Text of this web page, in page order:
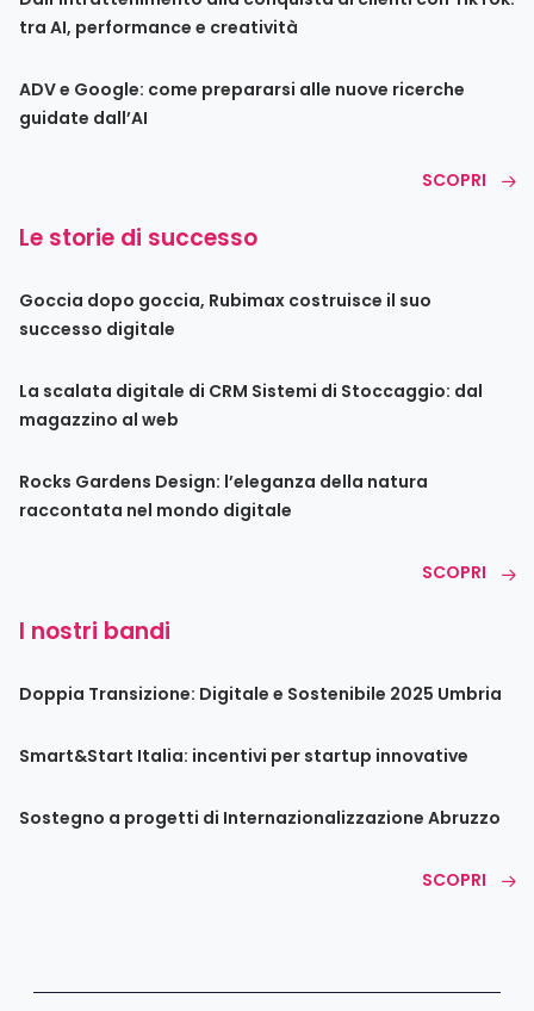
tra AI, performance e creatività
ADV e Google: come prepararsi alle nuove ricerche
guidate dall’AI
SCOPRI
Le storie di successo
Goccia dopo goccia, Rubimax costruisce il suo
successo digitale
La scalata digitale di CRM Sistemi di Stoccaggio: dal
magazzino al web
Rocks Gardens Design: l’eleganza della natura
raccontata nel mondo digitale
SCOPRI
I nostri bandi
Doppia Transizione: Digitale e Sostenibile 2025 Umbria
Smart&Start Italia: incentivi per startup innovative
Sostegno a progetti di Internazionalizzazione Abruzzo
SCOPRI